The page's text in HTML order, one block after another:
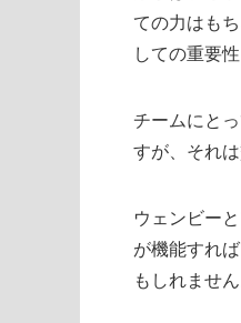
ての力はも
しての重要
チームにと
すが、それ
ウェンビー
が機能すれ
もしれません